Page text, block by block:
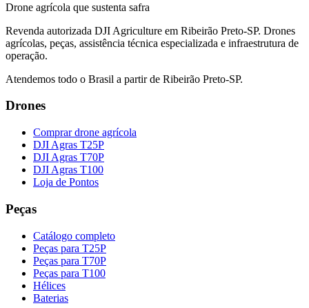
Drone agrícola que sustenta safra
Revenda autorizada DJI Agriculture em Ribeirão Preto-SP. Drones
agrícolas, peças, assistência técnica especializada e infraestrutura de
operação.
Atendemos todo o Brasil a partir de Ribeirão Preto-SP.
Drones
Comprar drone agrícola
DJI Agras T25P
DJI Agras T70P
DJI Agras T100
Loja de Pontos
Peças
Catálogo completo
Peças para T25P
Peças para T70P
Peças para T100
Hélices
Baterias